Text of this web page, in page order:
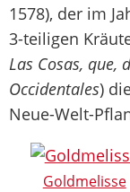
1578), der im
3-teiligen
Las Cosas, que,
Occidentales)
Neue-Welt-
Goldmelisse